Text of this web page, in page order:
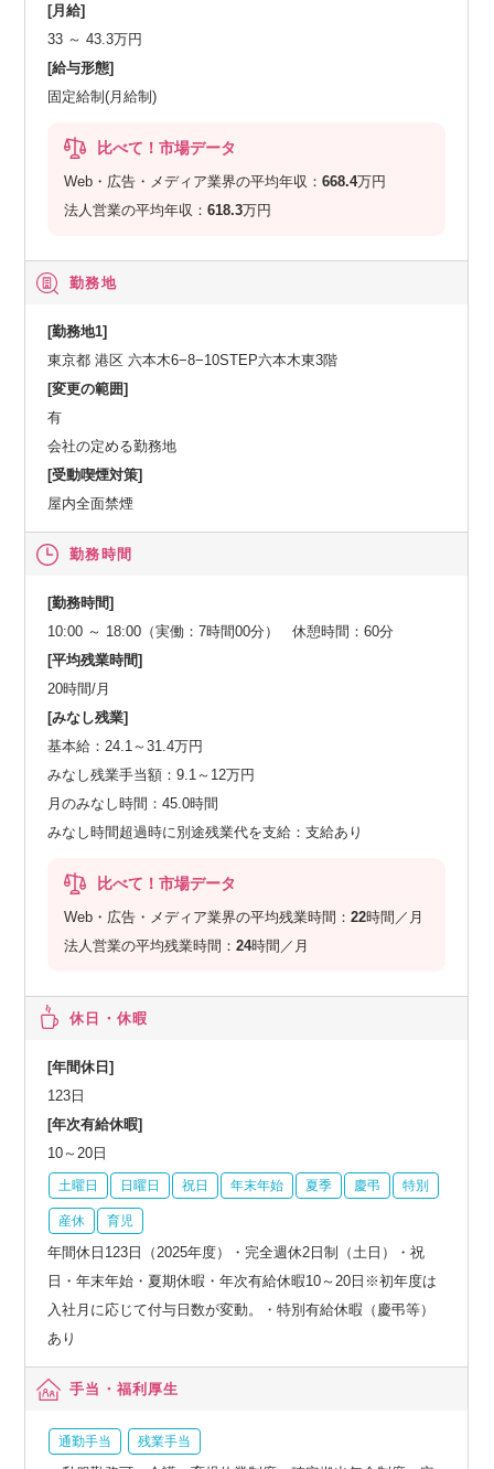
[月給]
33 ～ 43.3万円
[給与形態]
固定給制(月給制)
比べて！市場データ
Web・広告・メディア業界の平均年収：668.4万円
法人営業の平均年収：618.3万円
勤務地
[勤務地1]
東京都 港区 六本木6−8−10STEP六本木東3階
[変更の範囲]
有
会社の定める勤務地
[受動喫煙対策]
屋内全面禁煙
勤務時間
[勤務時間]
10:00 ～ 18:00（実働：7時間00分） 休憩時間：60分
[平均残業時間]
20時間/月
[みなし残業]
基本給：24.1～31.4万円
みなし残業手当額：9.1～12万円
月のみなし時間：45.0時間
みなし時間超過時に別途残業代を支給：支給あり
比べて！市場データ
Web・広告・メディア業界の平均残業時間：22時間／月
法人営業の平均残業時間：24時間／月
休日・休暇
[年間休日]
123日
[年次有給休暇]
10～20日
土曜日 日曜日 祝日 年末年始 夏季 慶弔 特別
産休 育児
年間休日123日（2025年度）・完全週休2日制（土日）・祝
日・年末年始・夏期休暇・年次有給休暇10～20日※初年度は
入社月に応じて付与日数が変動。・特別有給休暇（慶弔等）
あり
手当・福利厚生
通勤手当 残業手当